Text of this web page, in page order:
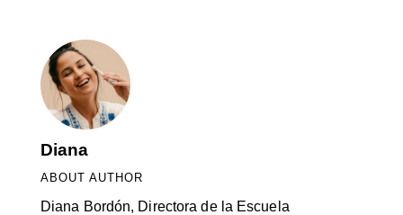
Diana
ABOUT AUTHOR
Diana Bordón, Directora de la Escuela